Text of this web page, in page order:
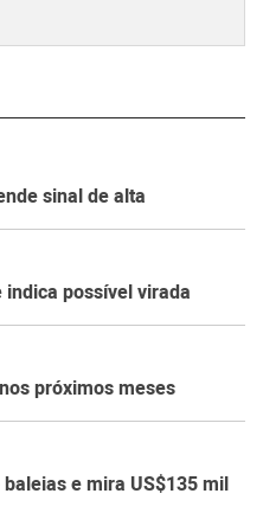
sinal de alta
possível virada
próximos meses
e mira US$135 mil